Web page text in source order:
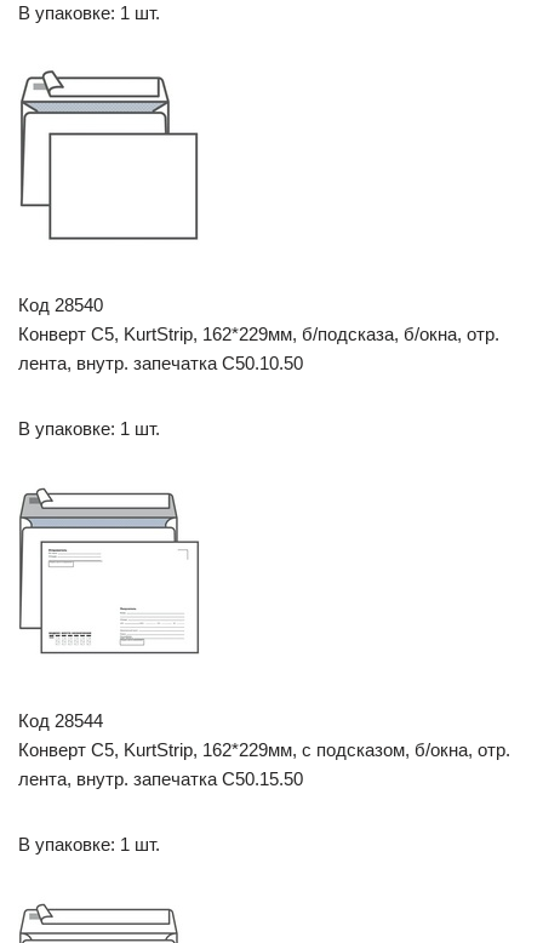
В упаковке: 1 шт.
Код 28540
Конверт C5, KurtStrip, 162*229мм, б/подсказа, б/окна, отр.
лента, внутр. запечатка С50.10.50
В упаковке: 1 шт.
Код 28544
Конверт C5, KurtStrip, 162*229мм, с подсказом, б/окна, отр.
лента, внутр. запечатка С50.15.50
В упаковке: 1 шт.